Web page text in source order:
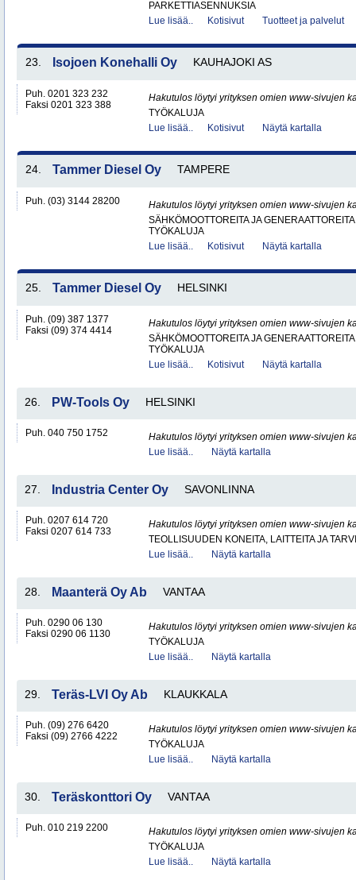
PARKETTIASENNUKSIA
Lue lisää..
Kotisivut Tuotteet ja palvelut
23. Isojoen Konehalli Oy KAUHAJOKI AS
Puh. 0201 323 232
Faksi 0201 323 388
Hakutulos löytyi yrityksen omien www-sivujen
TYÖKALUJA
Lue lisää..
Kotisivut Näytä kartalla
24. Tammer Diesel Oy TAMPERE
Puh. (03) 3144 28200
Hakutulos löytyi yrityksen omien www-sivujen
SÄHKÖMOOTTOREITA JA GENERAATTOREITA
TYÖKALUJA
Lue lisää..
Kotisivut Näytä kartalla
25. Tammer Diesel Oy HELSINKI
Puh. (09) 387 1377
Faksi (09) 374 4414
Hakutulos löytyi yrityksen omien www-sivujen
SÄHKÖMOOTTOREITA JA GENERAATTOREITA
TYÖKALUJA
Lue lisää..
Kotisivut Näytä kartalla
26. PW-Tools Oy HELSINKI
Puh. 040 750 1752
Hakutulos löytyi yrityksen omien www-sivujen
Lue lisää..
Näytä kartalla
27. Industria Center Oy SAVONLINNA
Puh. 0207 614 720
Faksi 0207 614 733
Hakutulos löytyi yrityksen omien www-sivujen
TEOLLISUUDEN KONEITA, LAITTEITA JA
Lue lisää..
Näytä kartalla
28. Maanterä Oy Ab VANTAA
Puh. 0290 06 130
Faksi 0290 06 1130
Hakutulos löytyi yrityksen omien www-sivujen
TYÖKALUJA
Lue lisää..
Näytä kartalla
29. Teräs-LVI Oy Ab KLAUKKALA
Puh. (09) 276 6420
Faksi (09) 2766 4222
Hakutulos löytyi yrityksen omien www-sivujen
TYÖKALUJA
Lue lisää..
Näytä kartalla
30. Teräskonttori Oy VANTAA
Puh. 010 219 2200
Hakutulos löytyi yrityksen omien www-sivujen
TYÖKALUJA
Lue lisää..
Näytä kartalla